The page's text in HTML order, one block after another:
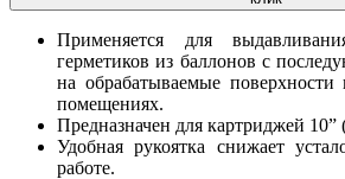
Применяется для
герметиков из баллонов с
на обрабатываемые
помещениях.
Предназначен для картриджей 10”
Удобная рукоятка снижает
работе.